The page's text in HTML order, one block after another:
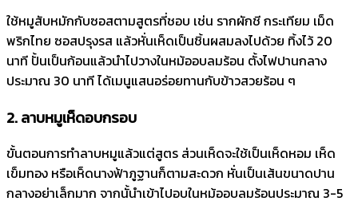
ใช้หมูสับหมักกับซอสตามสูตรที่ชอบ เช่น รากผักชี กระเทียม เม็ด
พริกไทย ซอสปรุงรส แล้วหั่นเห็ดเป็นชิ้นผสมลงไปด้วย ทิ้งไว้ 20
นาที ปั้นเป็นก้อนแล้วนำไปวางในหม้ออบลมร้อน ตั้งไฟปานกลาง
ประมาณ 30 นาที ได้เมนูแสนอร่อยทานกับข้าวสวยร้อน ๆ
2. ลาบหมูเห็ดอบกรอบ
ขั้นตอนการทำลาบหมูแล้วแต่สูตร ส่วนเห็ดจะใช้เป็นเห็ดหอม เห็ด
เข็มทอง หรือเห็ดนางฟ้าภูฐานก็ตามสะดวก หั่นเป็นเส้นขนาดปาน
กลางอย่าเล็กมาก จากนั้นำเข้าไปอบในหม้ออบลมร้อนประมาณ 3-5